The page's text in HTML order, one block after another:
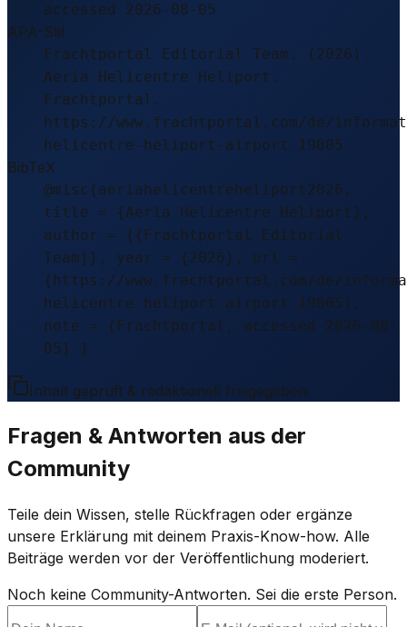
accessed 2026-08-05
APA-Stil
Frachtportal Editorial Team. (2026).
Aeria Helicentre Heliport.
Frachtportal.
https://www.frachtportal.com/de/
helicentre-heliport-airport-19805
BibTeX
@misc{aeriahelicentreheliport2026,
title = {Aeria Helicentre Heliport},
author = {{Frachtportal Editorial
Team}}, year = {2026}, url =
{https://www.frachtportal.com/de/
helicentre-heliport-airport-19805},
note = {Frachtportal, accessed 2026-08-
05} }
Inhalt geprüft & redaktionell freigegeben.
Fragen & Antworten aus der
Community
Teile dein Wissen, stelle Rückfragen oder ergänze
unsere Erklärung mit deinem Praxis-Know-how. Alle
Beiträge werden vor der Veröffentlichung moderiert.
Noch keine Community-Antworten. Sei die erste Person.